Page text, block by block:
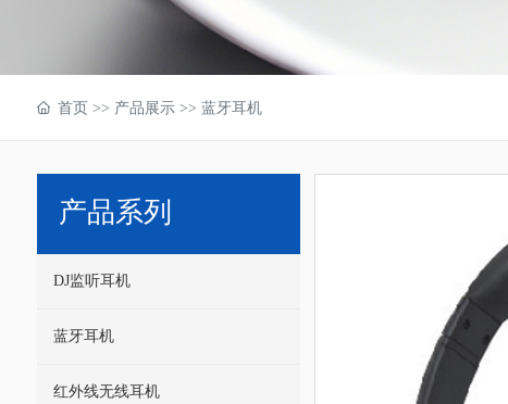
首页>> 产品展示>> 蓝牙耳机
产品系列
DJ监听耳机
蓝牙耳机
红外线无线耳机